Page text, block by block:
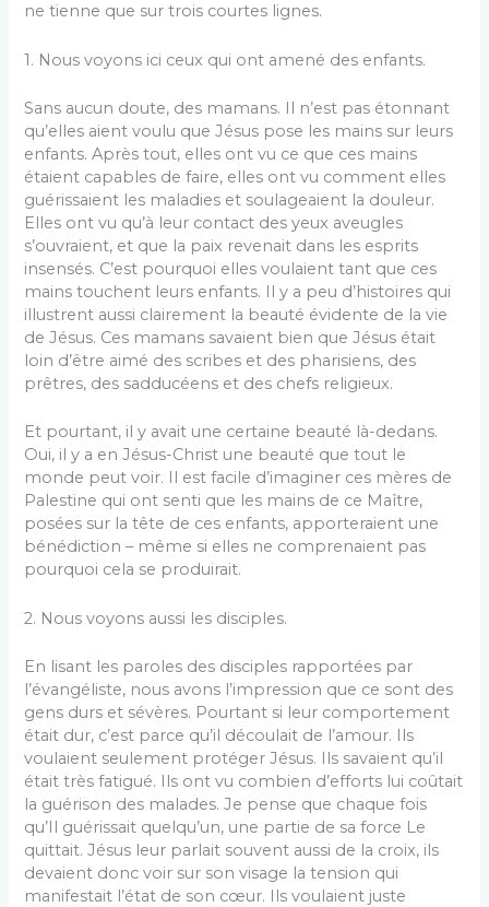
ne tienne que sur trois courtes lignes.
1. Nous voyons ici ceux qui ont amené des enfants.
Sans aucun doute, des mamans. Il n’est pas étonnant
qu’elles aient voulu que Jésus pose les mains sur leurs
enfants. Après tout, elles ont vu ce que ces mains
étaient capables de faire, elles ont vu comment elles
guérissaient les maladies et soulageaient la douleur.
Elles ont vu qu’à leur contact des yeux aveugles
s’ouvraient, et que la paix revenait dans les esprits
insensés. C’est pourquoi elles voulaient tant que ces
mains touchent leurs enfants. Il y a peu d’histoires qui
illustrent aussi clairement la beauté évidente de la vie
de Jésus. Ces mamans savaient bien que Jésus était
loin d’être aimé des scribes et des pharisiens, des
prêtres, des sadducéens et des chefs religieux.
Et pourtant, il y avait une certaine beauté là-dedans.
Oui, il y a en Jésus-Christ une beauté que tout le
monde peut voir. Il est facile d’imaginer ces mères de
Palestine qui ont senti que les mains de ce Maître,
posées sur la tête de ces enfants, apporteraient une
bénédiction – même si elles ne comprenaient pas
pourquoi cela se produirait.
2. Nous voyons aussi les disciples.
En lisant les paroles des disciples rapportées par
l’évangéliste, nous avons l’impression que ce sont des
gens durs et sévères. Pourtant si leur comportement
était dur, c’est parce qu’il découlait de l’amour. Ils
voulaient seulement protéger Jésus. Ils savaient qu’il
était très fatigué. Ils ont vu combien d’efforts lui coûtait
la guérison des malades. Je pense que chaque fois
qu’Il guérissait quelqu’un, une partie de sa force Le
quittait. Jésus leur parlait souvent aussi de la croix, ils
devaient donc voir sur son visage la tension qui
manifestait l’état de son cœur. Ils voulaient juste